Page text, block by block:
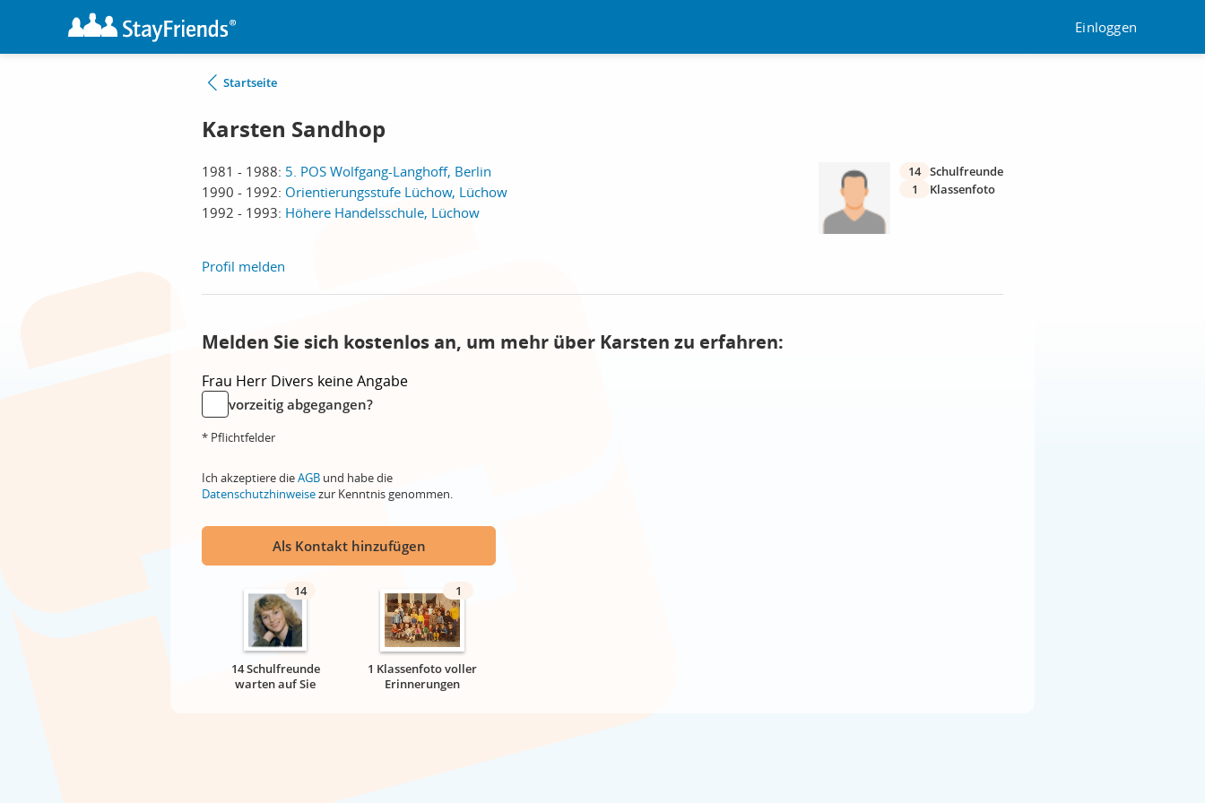
Einloggen
Startseite
Karsten Sandhop
1981 - 1988: 5. POS Wolfgang-Langhoff, Berlin
1990 - 1992: Orientierungsstufe Lüchow, Lüchow
1992 - 1993: Höhere Handelsschule, Lüchow
14 Schulfreunde
1
Klassenfoto
Profil melden
Melden Sie sich kostenlos an, um mehr über Karsten zu erfahren:
Frau Herr Divers keine Angabe
vorzeitig abgegangen?
* Pflichtfelder
Ich akzeptiere dieAGB und habe die
Datenschutzhinweisezur Kenntnis genommen.
Als Kontakt hinzufügen
14
14 Schulfreunde
warten auf Sie
1
1 Klassenfoto voller
Erinnerungen